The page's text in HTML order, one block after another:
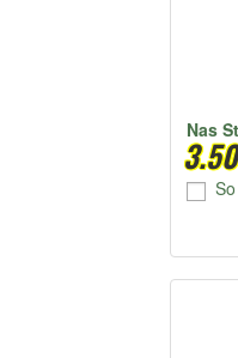
Nas